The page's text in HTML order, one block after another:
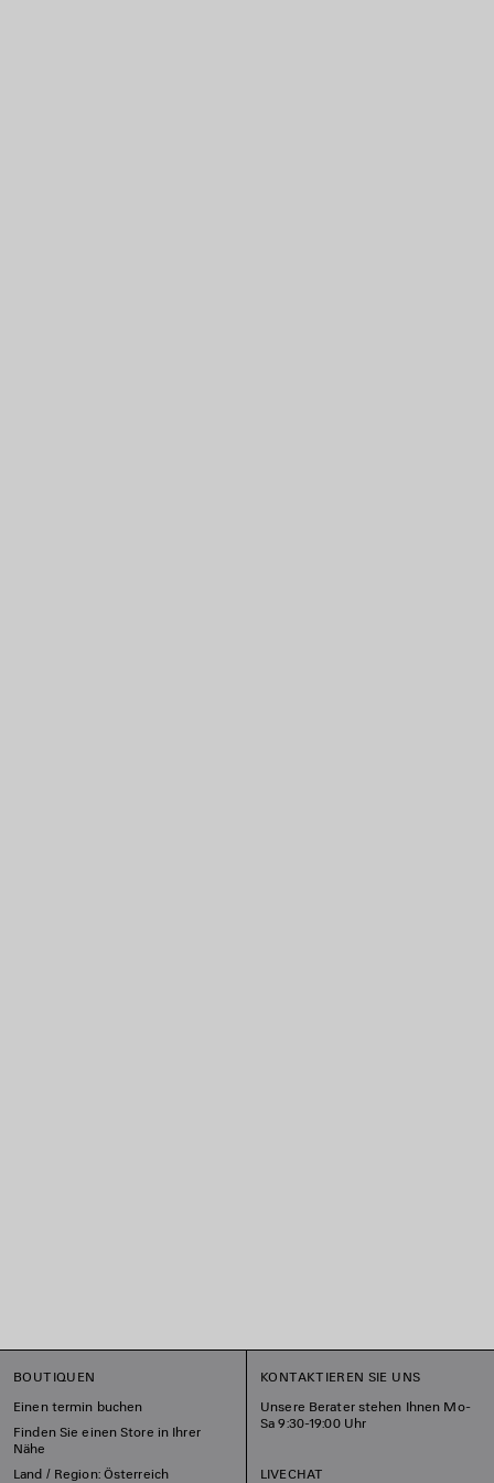
BOUTIQUEN
Einen termin buchen
Finden Sie einen Store in Ihrer
Nähe
Land / Region: Österreich
KONTAKTIEREN SIE UNS
Unsere Berater stehen Ihnen Mo-
Sa 9:30-19:00 Uhr
LIVECHAT